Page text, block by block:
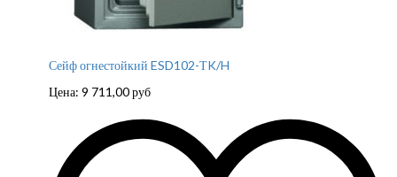
Сейф огнестойкий ESD102-ТK/H
Цена: 9 711,00руб